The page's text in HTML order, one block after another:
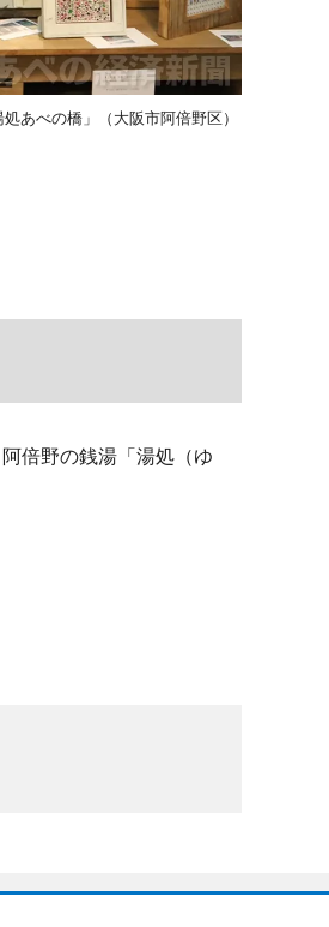
あべの橋」（大阪市阿倍野区）
倍野の銭湯「湯処（ゆ